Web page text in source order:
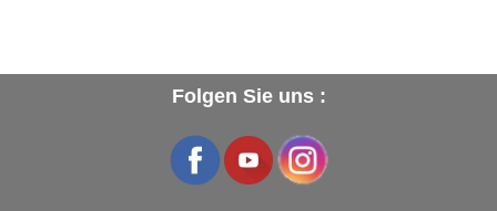
Folgen Sie uns :